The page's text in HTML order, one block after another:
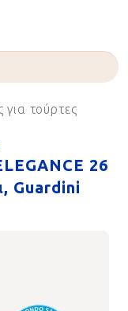
για τούρτες
26
Guardini